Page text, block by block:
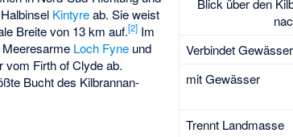
Blick über den
Verbindet Gewässer
mit Gewässer
Trennt Landmasse
Kintyreab. Sie weist
Breite von 13 km auf.[2] Im
Meeresarme Loch Fyne und
vom Firth of Clyde ab.
Bucht des Kilbrannan-